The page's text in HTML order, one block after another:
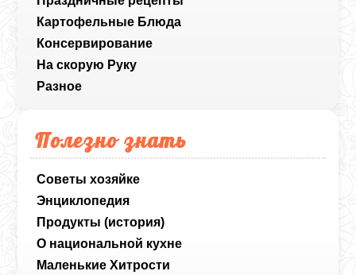
Картофельные Блюда
Консервирование
На скорую Руку
Разное
Полезно знать
Советы хозяйке
Энциклопедия
Продукты (история)
О национальной кухне
Маленькие Хитрости